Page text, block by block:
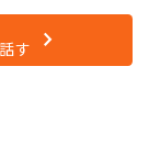
す